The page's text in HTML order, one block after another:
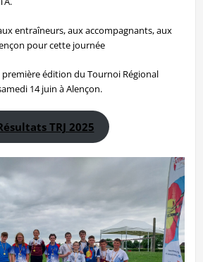
entraîneurs, aux accompagnants, aux
pour cette journée
première édition du Tournoi Régional
14 juin à Alençon.
TRJ 2025